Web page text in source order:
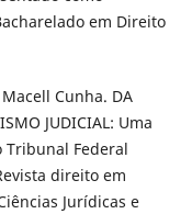
em Direito
Cunha. DA
JUDICIAL: Uma
Tribunal Federal
direito em
Jurídicas e